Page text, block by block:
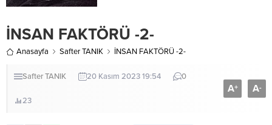
İNSAN FAKTÖRÜ -2-
Anasayfa Safter TANIK İNSAN FAKTÖRÜ -2-
Safter TANIK 20 Kasım 2023 19:54 0
23
A+ A-